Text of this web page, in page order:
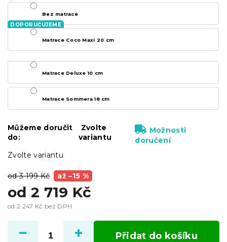
od 3 199 Kč až –15 %
od 2 719 Kč
od 2 247 Kč bez DPH
cena:
Zvolte variantu
Bez matrace
Matrace Coco Maxi 20 cm
Matrace Deluxe 10 cm
Matrace Sommera 18 cm
Můžeme doručit
do:
Zvolte
variantu
Možnosti
doručení
Přidat do košíku